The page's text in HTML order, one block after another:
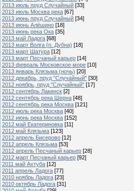
2013 июль пруд Случайный [33]
2013 июль Москва река [67]
2013 июнь пруд Случайный [34]
2013 июнь Алёшино [18]
2013 июнь река Ока [35]
2013 май Ладога [68]
2013 март Волга (п. Дубна) [18]
2013 март Шатура [12]
2013 март Песчаный карьер [14]
2013 февраль Московское море [10]
2013 январь Клязьма (ночь) [20]
2012 декабрь, пруд "Случайный" [30]
2012 ноябрь, пруд "Случайный" [17]
2012 сентябрь Лакинск [2]
2012 сентябрь река Шерна [48]
2012 сентябрь река Москва [121]
2012 июль река Москва [40]
2012 июнь река Москва [152]
2012 май Екатериновка [11]
2012 май Клязьма [123]
2012 апрель Бисерово [12]
2012 апрель Клязьма [53]
2012 апрель Песчаный карьер [28]
2012 март Песчаный карьер [92]
2011 май Ахтуба [12]
2011 апрель Ладога [77]
2010 ноябрь Ладога [23]
2010 октябрь Ладога [31]